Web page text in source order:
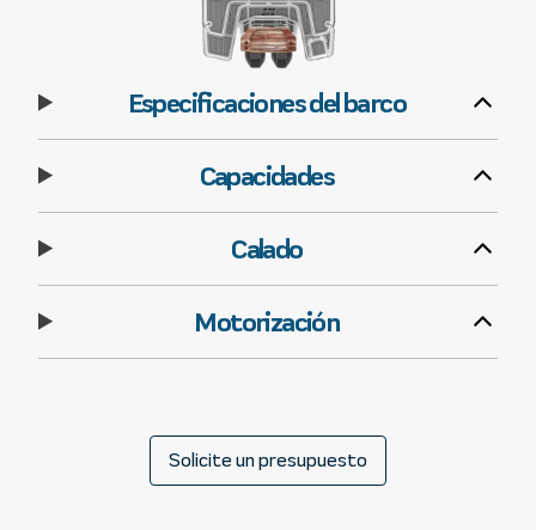
Especificaciones del barco
Capacidades
Calado
Motorización
Solicite un presupuesto